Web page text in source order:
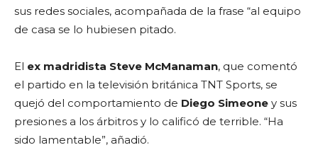
sus redes sociales, acompañada de la frase “al equipo
de casa se lo hubiesen pitado.
El ex madridista Steve McManaman, que comentó
el partido en la televisión británica TNT Sports, se
quejó del comportamiento de Diego Simeone y sus
presiones a los árbitros y lo calificó de terrible. “Ha
sido lamentable”, añadió.